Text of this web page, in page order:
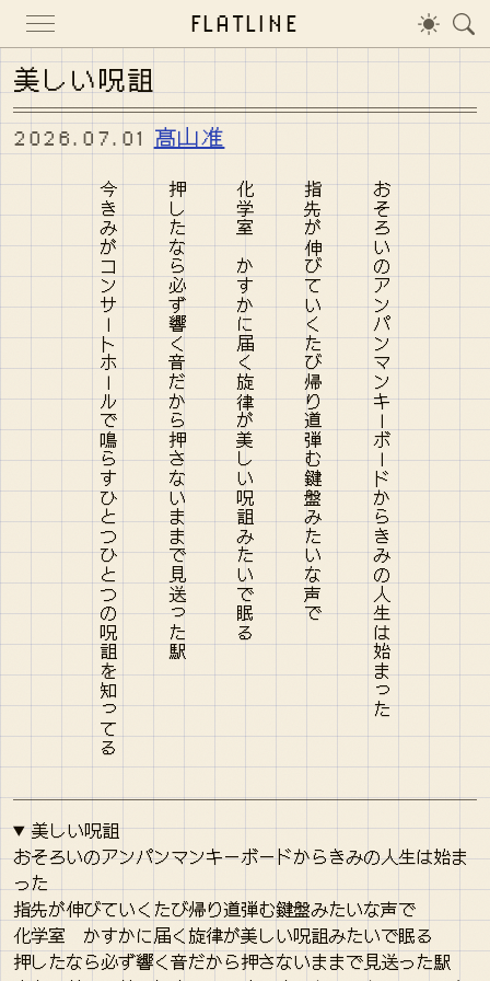
FLATLINE
美しい呪詛
2026.07.01 髙山准
おそろいのアンパンマンキーボードからきみの人生は始まった
指先が伸びていくたび帰り道弾む鍵盤みたいな声で
化学室 かすかに届く旋律が美しい呪詛みたいで眠る
押したなら必ず響く音だから押さないままで見送った駅
今きみがコンサートホールで鳴らすひとつひとつの呪詛を知ってる
美しい呪詛
おそろいのアンパンマンキーボードからきみの人生は始ま
った
指先が伸びていくたび帰り道弾む鍵盤みたいな声で
化学室 かすかに届く旋律が美しい呪詛みたいで眠る
押したなら必ず響く音だから押さないままで見送った駅